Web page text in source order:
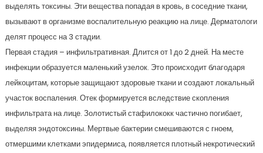
выделять токсины. Эти вещества попадая в кровь, в соседние ткани,
вызывают в организме воспалительную реакцию на лице. Дерматологи
делят процесс на 3 стадии.
Первая стадия – инфильтративная. Длится от 1 до 2 дней. На месте
инфекции образуется маленький узелок. Это происходит благодаря
лейкоцитам, которые защищают здоровые ткани и создают локальный
участок воспаления. Отек формируется вследствие скопления
инфильтрата на лице. Золотистый стафилококк частично погибает,
выделяя эндотоксины. Мертвые бактерии смешиваются с гноем,
отмершими клетками эпидермиса, появляется плотный некротический